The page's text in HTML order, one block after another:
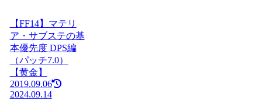
【FF14】マテリ
ア・サブステの基
本優先度 DPS編
（パッチ7.0）
【黄金】
2019.09.06
2024.09.14